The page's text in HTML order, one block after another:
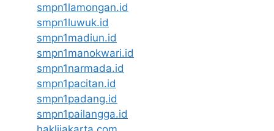
smpn1lamongan.id
smpn1luwuk.id
smpn1madiun.id
smpn1manokwari.id
smpn1narmada.id
smpn1pacitan.id
smpn1padang.id
smpn1pailangga.id